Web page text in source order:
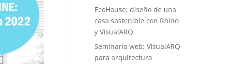
EcoHouse: diseño de una
casa sostenible con Rhino
y VisualARQ
Seminario web: VisualARQ
para arquitectura